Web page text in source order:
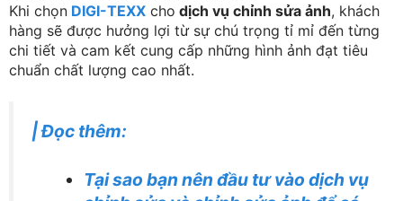
Khi chọn DIGI-TEXX cho dịch vụ chỉnh sửa ảnh, khách
hàng sẽ được hưởng lợi từ sự chú trọng tỉ mỉ đến từng
chi tiết và cam kết cung cấp những hình ảnh đạt tiêu
chuẩn chất lượng cao nhất.
|Đọc thêm:
Tại sao bạn nên đầu tư vào dịch vụ